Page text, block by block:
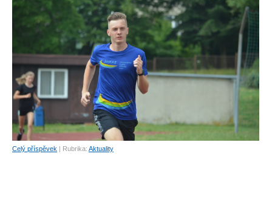
Celý příspěvek | Rubrika: Aktuality